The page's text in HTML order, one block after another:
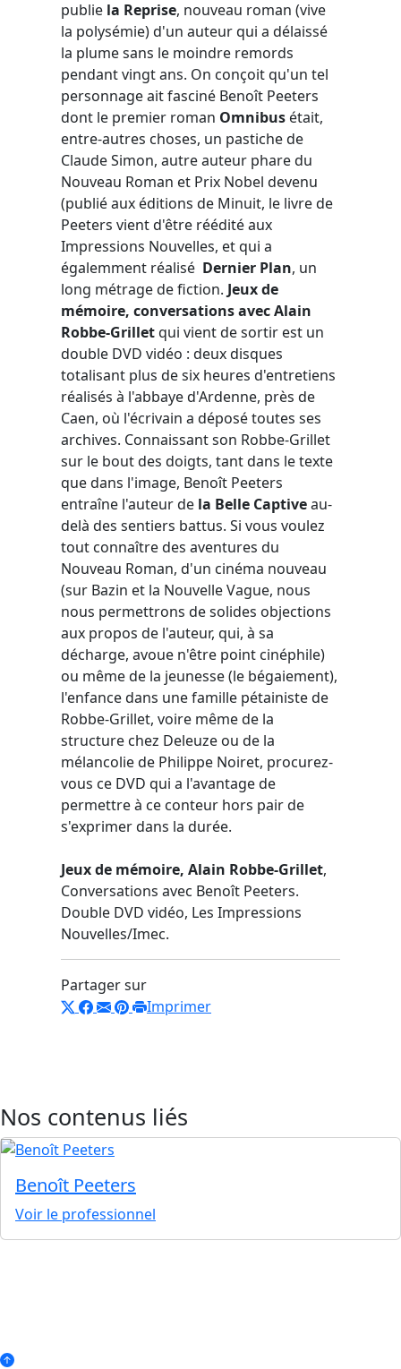
publie la Reprise, nouveau roman (vive
la polysémie) d'un auteur qui a délaissé
la plume sans le moindre remords
pendant vingt ans. On conçoit qu'un tel
personnage ait fasciné Benoît Peeters
dont le premier roman Omnibus était,
entre-autres choses, un pastiche de
Claude Simon, autre auteur phare du
Nouveau Roman et Prix Nobel devenu
(publié aux éditions de Minuit, le livre de
Peeters vient d'être réédité aux
Impressions Nouvelles, et qui a
égalemment réalisé Dernier Plan, un
long métrage de fiction. Jeux de
mémoire, conversations avec Alain
Robbe-Grilletqui vient de sortir est un
double DVD vidéo : deux disques
totalisant plus de six heures d'entretiens
réalisés à l'abbaye d'Ardenne, près de
Caen, où l'écrivain a déposé toutes ses
archives. Connaissant son Robbe-Grillet
sur le bout des doigts, tant dans le texte
que dans l'image, Benoît Peeters
entraîne l'auteur de la Belle Captiveau-
delà des sentiers battus. Si vous voulez
tout connaître des aventures du
Nouveau Roman, d'un cinéma nouveau
(sur Bazin et la Nouvelle Vague, nous
nous permettrons de solides objections
aux propos de l'auteur, qui, à sa
décharge, avoue n'être point cinéphile)
ou même de la jeunesse (le bégaiement),
l'enfance dans une famille pétainiste de
Robbe-Grillet, voire même de la
structure chez Deleuze ou de la
mélancolie de Philippe Noiret, procurez-
vous ce DVD qui a l'avantage de
permettre à ce conteur hors pair de
s'exprimer dans la durée.
Jeux de mémoire, Alain Robbe-Grillet,
Conversations avec Benoît Peeters.
Double DVD vidéo, Les Impressions
Nouvelles/Imec.
Partager sur
Imprimer
Nos contenus liés
Benoît Peeters
Voir le professionnel